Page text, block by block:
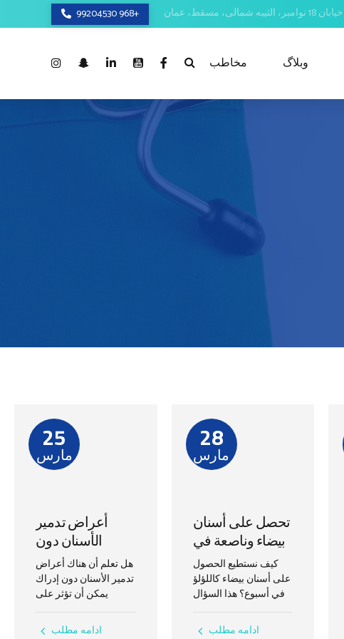
+968 99204530
وبلاگ مخاطب
28
مارس
تحصل على أسنان
بيضاء وناصعة في
أسبوع فقط
كيف نستطيع الحصول
على أسنان بيضاء كاللؤلؤ
في أسبوع؟ هذا السؤال
عالم العمل. الأسنان
ادامه مطلب
25
مارس
أعراض تدمير
الأسنان دون
إدراك: تجنب هذه
الأخطاء الشائعة
هل تعلم أن هناك أعراض
تدمير الأسنان دون إدراك
يمكن أن تؤثر على
في حياتنا اليومية، نقوم
ادامه مطلب